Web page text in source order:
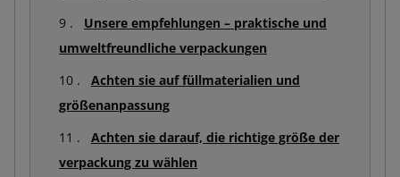
Unsere empfehlungen – praktische und
umweltfreundliche verpackungen
Achten sie auf füllmaterialien und
größenanpassung
Achten sie darauf, die richtige größe der
verpackung zu wählen